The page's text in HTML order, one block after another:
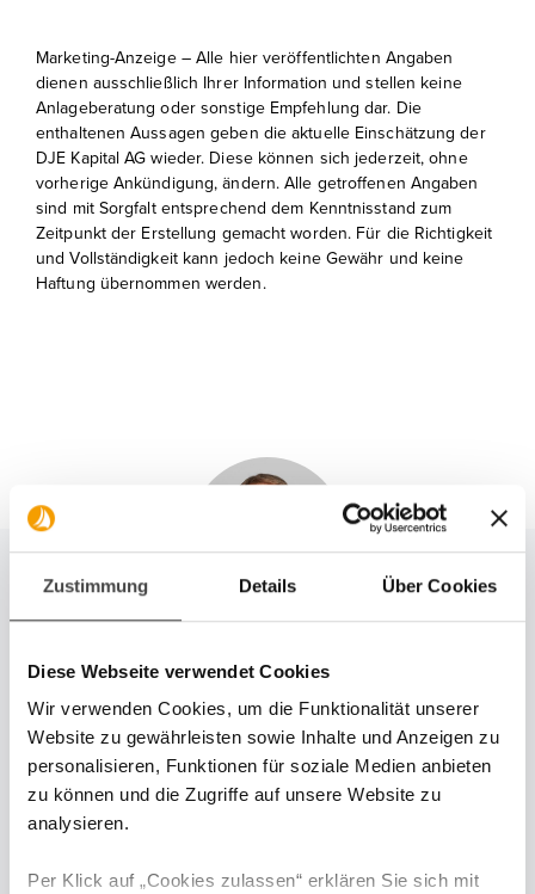
Zustimmung Details Über Cookies
Diese Webseite verwendet Cookies
Wir verwenden Cookies, um die Funktionalität unserer
Website zu gewährleisten sowie Inhalte und Anzeigen zu
personalisieren, Funktionen für soziale Medien anbieten
zu können und die Zugriffe auf unsere Website zu
analysieren.
Per Klick auf „Cookies zulassen“ erklären Sie sich mit
Marketing-Anzeige – Alle hier veröffentlichten Angaben
dienen ausschließlich Ihrer Information und stellen keine
Anlageberatung oder sonstige Empfehlung dar. Die
enthaltenen Aussagen geben die aktuelle Einschätzung der
DJE Kapital AG wieder. Diese können sich jederzeit, ohne
vorherige Ankündigung, ändern. Alle getroffenen Angaben
sind mit Sorgfalt entsprechend dem Kenntnisstand zum
Zeitpunkt der Erstellung gemacht worden. Für die Richtigkeit
und Vollständigkeit kann jedoch keine Gewähr und keine
Haftung übernommen werden.
Moritz Rehmann
Analyst & Fondsmanager
Moritz Rehmann ist seit 2005 Teil der DJE